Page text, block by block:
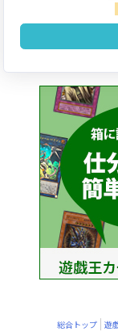
総合トップ 遊